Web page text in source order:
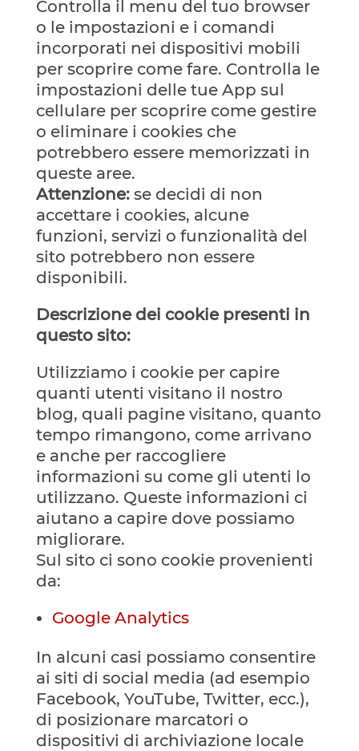
Controlla il menu del tuo browser
o le impostazioni e i comandi
incorporati nei dispositivi mobili
per scoprire come fare. Controlla le
impostazioni delle tue App sul
cellulare per scoprire come gestire
o eliminare i cookies che
potrebbero essere memorizzati in
queste aree.
Attenzione:se decidi di non
accettare i cookies, alcune
funzioni, servizi o funzionalità del
sito potrebbero non essere
disponibili.
Descrizione dei cookie presenti in
questo sito:
Utilizziamo i cookie per capire
quanti utenti visitano il nostro
blog, quali pagine visitano, quanto
tempo rimangono, come arrivano
e anche per raccogliere
informazioni su come gli utenti lo
utilizzano. Queste informazioni ci
aiutano a capire dove possiamo
migliorare.
Sul sito ci sono cookie provenienti
da:
Google Analytics
In alcuni casi possiamo consentire
ai siti di social media (ad esempio
Facebook, YouTube, Twitter, ecc.),
di posizionare marcatori o
dispositivi di archiviazione locale